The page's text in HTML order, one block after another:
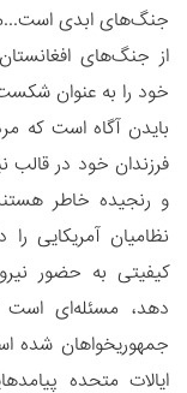
جنگ‌های ابدی است...ما
از جنگ‌‏های
خود را به عنوان
بایدن آگاه است که
فرزندان خود در قالب
و رنجیده خاطر
نظامیان آمریکایی
کیفیتی به حضور
دهد، مسئله‌ای
جمهوری­خواهان شده
ایالات متحده